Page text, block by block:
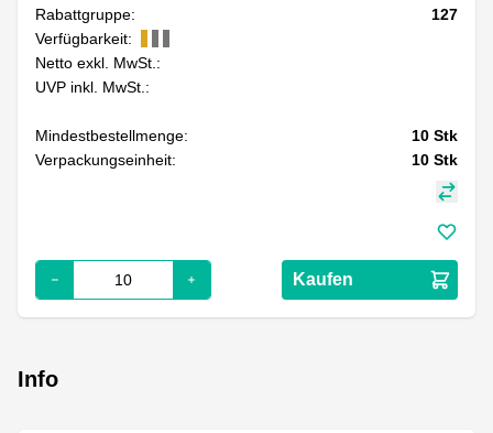
Rabattgruppe:
127
Verfügbarkeit:
Netto exkl. MwSt.:
UVP inkl. MwSt.:
Mindestbestellmenge: 10 Stk
Verpackungseinheit:
10 Stk
Kaufen
Info